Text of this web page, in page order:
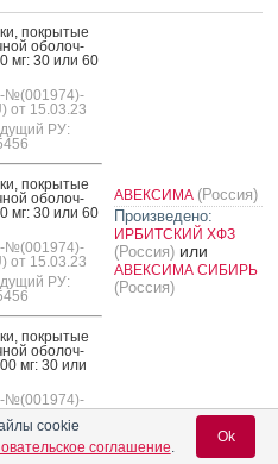
пок­ры­тые
обо­лоч­
мг: 30 или 60
№(001974)-
от 15.03.23
РУ:
пок­ры­тые
обо­лоч­
мг: 30 или 60
№(001974)-
от 15.03.23
РУ:
пок­ры­тые
обо­лоч­
мг: 30 или
№(001974)-
от 15.03.23
РУ:
АВЕКСИМА (Россия)
Произведено:
ИРБИТСКИЙ ХФЗ
(Россия) или
АВЕКСИМА СИБИРЬ
(Россия)
cookie
соглашение.
Ok